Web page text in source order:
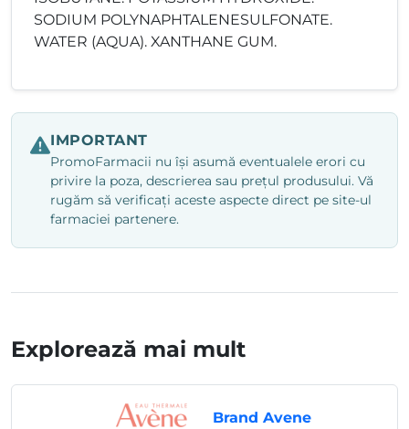
SODIUM POLYNAPHTALENESULFONATE.
WATER (AQUA). XANTHANE GUM.
IMPORTANT
PromoFarmacii nu își asumă eventualele erori cu
privire la poza, descrierea sau prețul produsului. Vă
rugăm să verificați aceste aspecte direct pe site-ul
farmaciei partenere.
Explorează mai mult
Brand Avene